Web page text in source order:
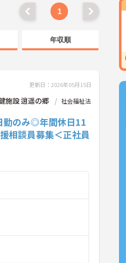
1
年収順
更新日：2026年05月15日
施設 逍遥の郷
社会福祉法
勤のみ◎年間休日11
相談員募集＜正社員